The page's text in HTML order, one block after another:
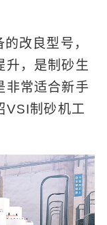
改良型号，
升，是制砂生
非常适合新手
VSI制砂机工